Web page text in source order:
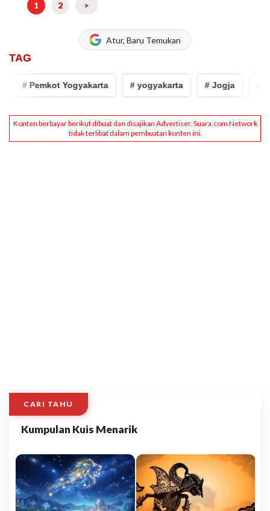
1 2 >
Atur, Baru Temukan
TAG
# Pemkot Yogyakarta # yogyakarta # Jogja
CARI TAHU
Kumpulan Kuis Menarik